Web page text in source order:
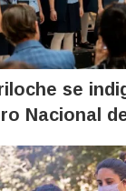
se
Nacional